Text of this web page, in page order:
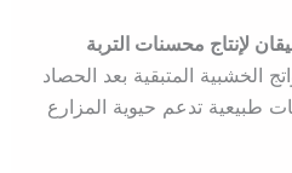
لإنتاج محسنات التربة
الخشبية المتبقية بعد الحصاد
طبيعية تدعم حيوية المزارع